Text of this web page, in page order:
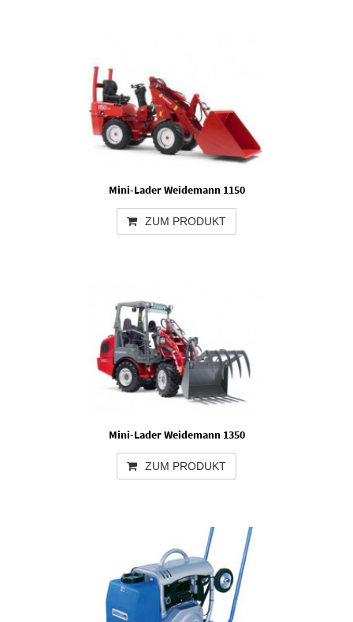
Mini-Lader Weidemann 1150
ZUM PRODUKT
Mini-Lader Weidemann 1350
ZUM PRODUKT